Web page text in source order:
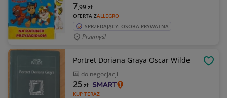
OFERTA ZALLEGRO
7,99zł
SPRZEDAJĄCY: OSOBA PRYWATNA
Przemyśl
Portret Doriana Graya Oscar Wilde
do negocjacji
KUP TERAZ
25zł